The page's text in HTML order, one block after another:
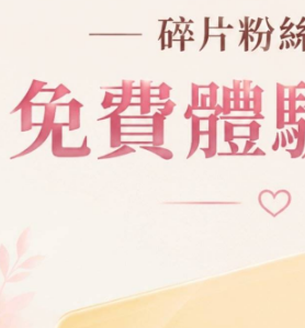
雲開 祝又歌 更新時間：
19580
收藏：15
期將至。 我在網上搜備婚攻略。 卻無意
的人已經假裝娶過我了。」 「所以無論以
爛在了大資料裡。
書架